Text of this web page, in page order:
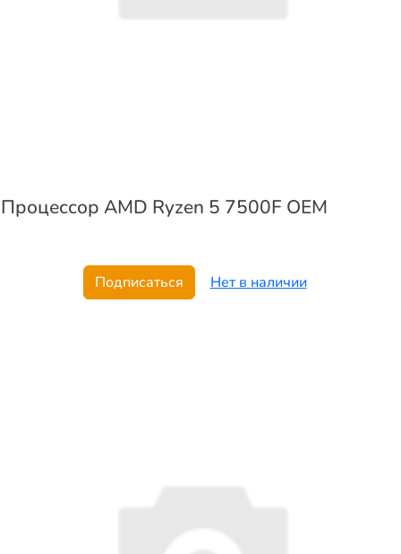
Процессор AMD Ryzen 5 7500F OEM
Подписаться Нет в наличии